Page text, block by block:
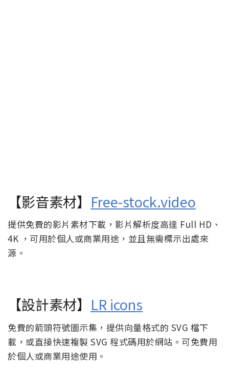
【影音素材】 Free-stock.video
提供免費的影片素材下載，影片解析度高達 Full HD、
4K ，可用於個人或商業用途，並且無需標示出處來
源。
【設計素材】 LR icons
免費的箭頭符號圖示集，提供向量格式的 SVG 檔下
載，或直接快速複製 SVG 程式碼用於網站。可免費用
於個人或商業用途使用。